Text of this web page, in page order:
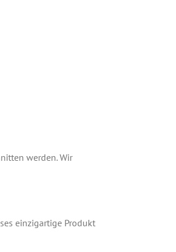
werden. Wir
einzigartige Produkt